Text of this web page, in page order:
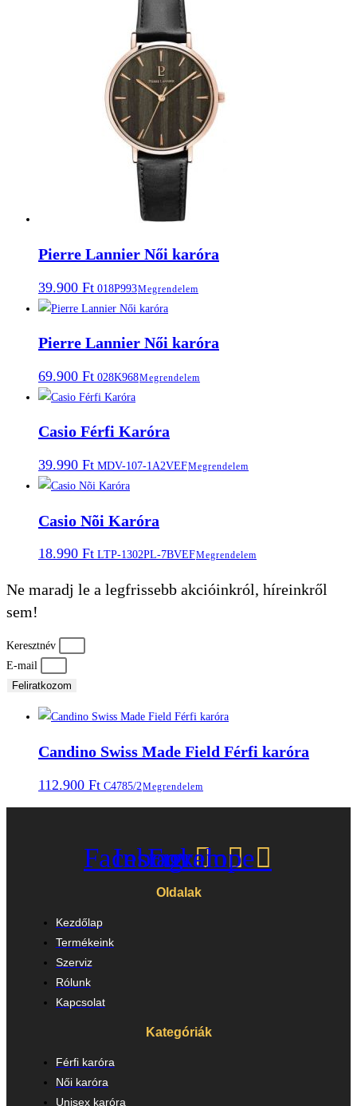
Pierre Lannier Női karóra
39.900 Ft 018P993Megrendelem
Pierre Lannier Női karóra
69.900 Ft 028K968Megrendelem
Casio Férfi Karóra
39.990 Ft MDV-107-1A2VEFMegrendelem
Casio Nõi Karóra
18.990 Ft LTP-1302PL-7BVEFMegrendelem
Ne maradj le a legfrissebb akcióinkról, híreinkről
sem!
Keresztnév
E-mail
Feliratkozom
Candino Swiss Made Field Férfi karóra
112.900 Ft C4785/2Megrendelem
Facebook
Instagram
Envelope
Oldalak
Kezdőlap
Termékeink
Szerviz
Rólunk
Kapcsolat
Kategóriák
Férfi karóra
Női karóra
Unisex karóra